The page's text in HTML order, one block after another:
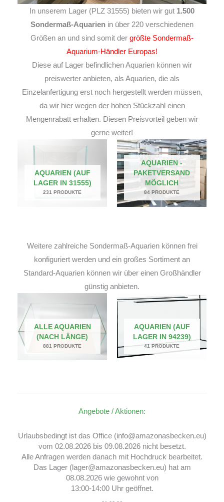
In unserem Lager (PLZ 31555) bieten wir gut 1.500
Sondermaß-Aquarien in über 220 verschiedenen
Größen an und sind somit der größte Sondermaß-
Aquarium-Händler Europas!
Diese auf Lager befindlichen Aquarien können wir
preiswerter anbieten, als Aquarien, die als
Einzelanfertigung erst noch hergestellt werden müssen,
da wir hier wegen der hohen Stückzahl einen
Mengenrabatt erhalten. Diesen Preisvorteil geben wir
gerne weiter!
AQUARIEN (AUF
LAGER IN 31555)
231 PRODUKTE
AQUARIEN -
PAKETVERSAND
MÖGLICH
84 PRODUKTE
Weitere zahlreiche Sondermaß-Aquarien können frei
konfiguriert werden und ein großes Sortiment an
Standard-Aquarien können wir über einen Großhändler
günstig anbieten.
ALLE AQUARIEN
(NACH LÄNGE)
881 PRODUKTE
AQUARIEN (AUF
LAGER IN 94239)
41 PRODUKTE
Angebote / Aktionen:
Urlaubsbedingt ist das Office (info@amazonasbecken.eu)
vom 02.08.2026 bis 09.08.2026 nicht besetzt.
Alle Anfragen werden danach mit Hochdruck bearbeitet.
Das Lager (lager@amazonasbecken.eu) hat am
08.08.2026 wie gewohnt von
13:00-14:00 Uhr geöffnet.